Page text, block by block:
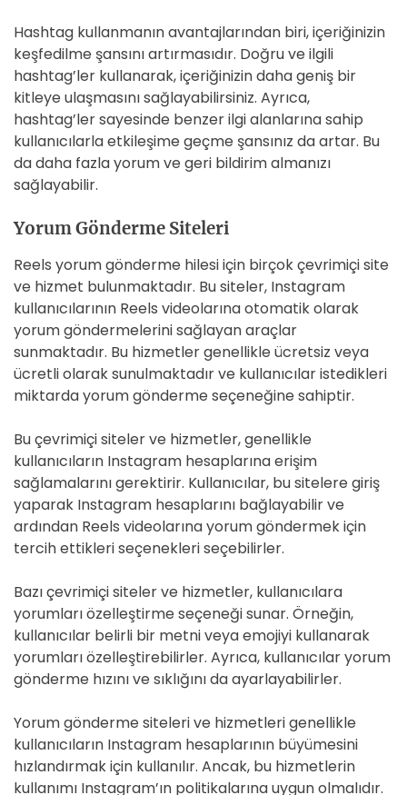
Hashtag kullanmanın avantajlarından biri, içeriğinizin
keşfedilme şansını artırmasıdır. Doğru ve ilgili
hashtag’ler kullanarak, içeriğinizin daha geniş bir
kitleye ulaşmasını sağlayabilirsiniz. Ayrıca,
hashtag’ler sayesinde benzer ilgi alanlarına sahip
kullanıcılarla etkileşime geçme şansınız da artar. Bu
da daha fazla yorum ve geri bildirim almanızı
sağlayabilir.
Yorum Gönderme Siteleri
Reels yorum gönderme hilesi için birçok çevrimiçi site
ve hizmet bulunmaktadır. Bu siteler, Instagram
kullanıcılarının Reels videolarına otomatik olarak
yorum göndermelerini sağlayan araçlar
sunmaktadır. Bu hizmetler genellikle ücretsiz veya
ücretli olarak sunulmaktadır ve kullanıcılar istedikleri
miktarda yorum gönderme seçeneğine sahiptir.
Bu çevrimiçi siteler ve hizmetler, genellikle
kullanıcıların Instagram hesaplarına erişim
sağlamalarını gerektirir. Kullanıcılar, bu sitelere giriş
yaparak Instagram hesaplarını bağlayabilir ve
ardından Reels videolarına yorum göndermek için
tercih ettikleri seçenekleri seçebilirler.
Bazı çevrimiçi siteler ve hizmetler, kullanıcılara
yorumları özelleştirme seçeneği sunar. Örneğin,
kullanıcılar belirli bir metni veya emojiyi kullanarak
yorumları özelleştirebilirler. Ayrıca, kullanıcılar yorum
gönderme hızını ve sıklığını da ayarlayabilirler.
Yorum gönderme siteleri ve hizmetleri genellikle
kullanıcıların Instagram hesaplarının büyümesini
hızlandırmak için kullanılır. Ancak, bu hizmetlerin
kullanımı Instagram’ın politikalarına uygun olmalıdır.